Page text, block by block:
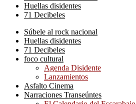
Huellas disidentes
71 Decibeles
Súbele al rock nacional
Huellas disidentes
71 Decibeles
foco cultural
Agenda Disidente
Lanzamientos
Asfalto Cinema
Narraciones Transeúntes